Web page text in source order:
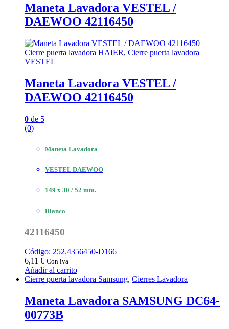
Maneta Lavadora VESTEL /
DAEWOO 42116450
Cierre puerta lavadora HAIER, Cierre puerta lavadora
VESTEL
Maneta Lavadora VESTEL /
DAEWOO 42116450
0 de 5
(0)
Maneta Lavadora
VESTEL DAEWOO
149 x 30 / 52 mm.
Blanco
42116450
Código: 252.4356450-D166
6,11 € Con iva
Añadir al carrito
Cierre puerta lavadora Samsung, Cierres Lavadora
Maneta Lavadora SAMSUNG DC64-
00773B